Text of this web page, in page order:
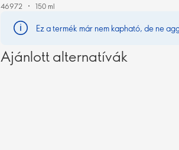
46972 150 ml
Ez a termék már nem kapható, de ne
Ajánlott alternatívák